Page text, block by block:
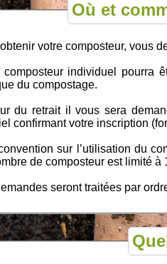
Où et
votre composteur, vous
composteur individuel pourra
du compostage.
du retrait il vous sera
confirmant votre inscription
sur l’utilisation du
de composteur est limité à
seront traitées par